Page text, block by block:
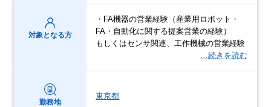
対象となる方
・FA機器の営業経験（産業用ロボット・
FA・自動化に関する提案営業の経験）
もしくはセンサ関連、工作機械の営業経験
…続きを読む
勤務地
東京都